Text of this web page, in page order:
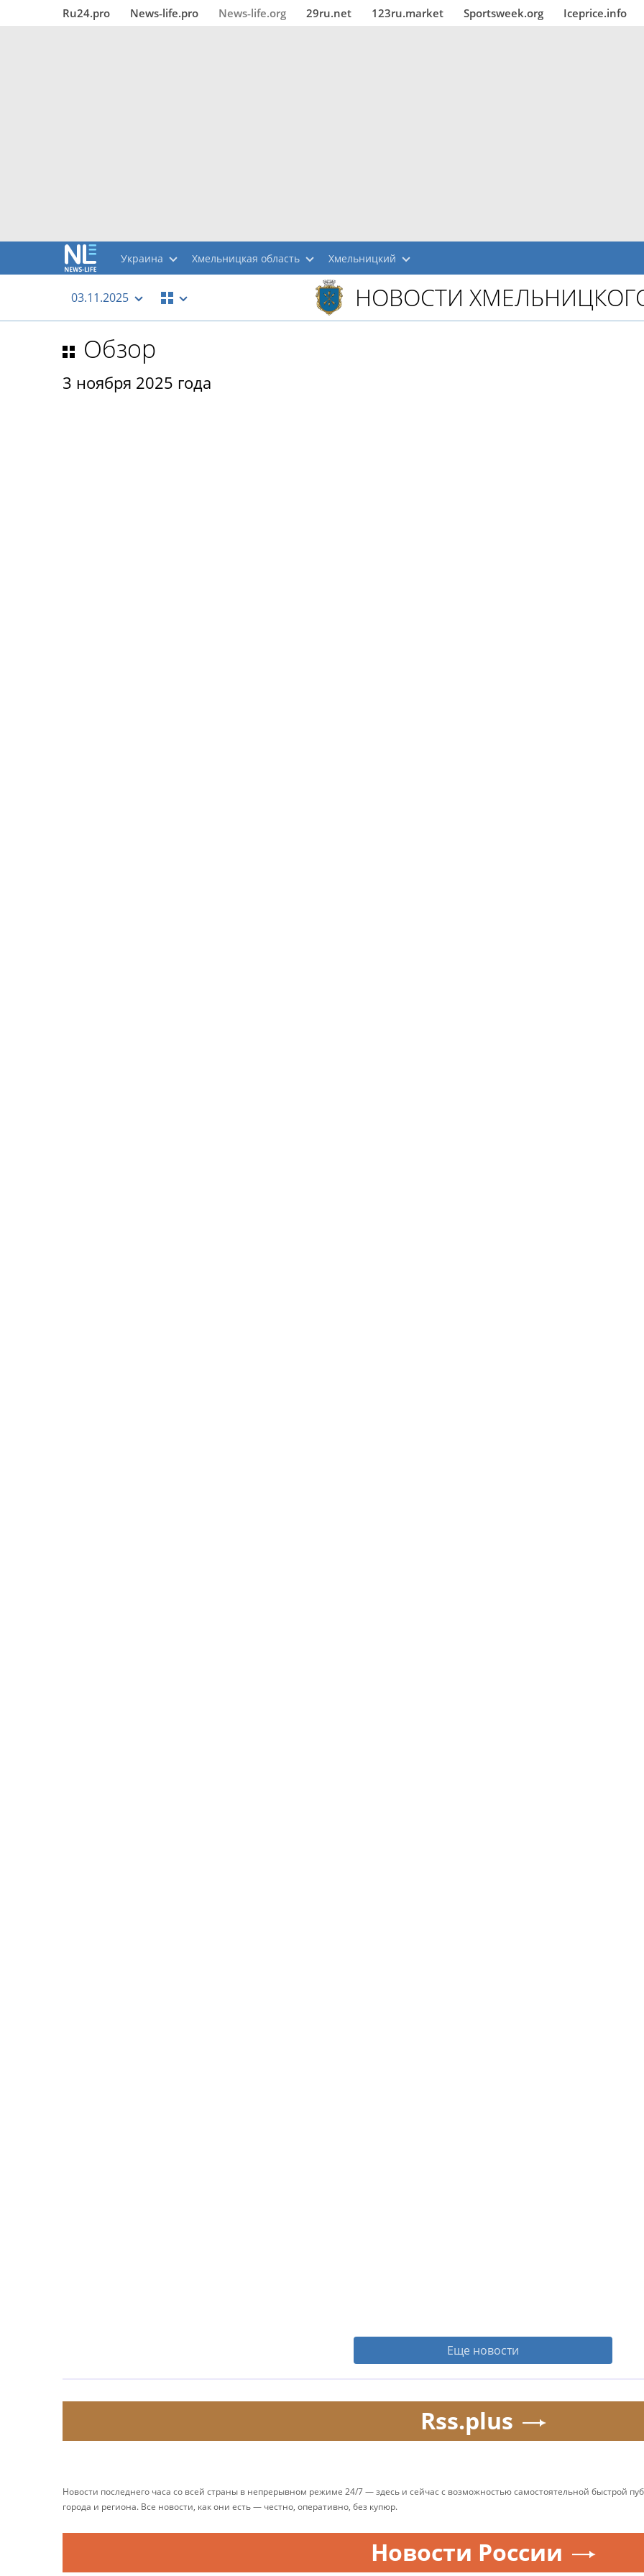
Ru24.pro News‑life.pro News‑life.org 29ru.net 123ru.market Sportsweek.org Iceprice.info
Украина Хмельницкая область Хмельницкий
03.11.2025 НОВОСТИ
Обзор
3 ноября 2025 года
Еще новости
Rss.plus
Новости последнего часа со всей страны в непрерывном режиме 24/7 — здесь и сейчас с возможностью самостоятельной быстрой
города и региона. Все новости, как они есть — честно, оперативно, без купюр.
Новости России